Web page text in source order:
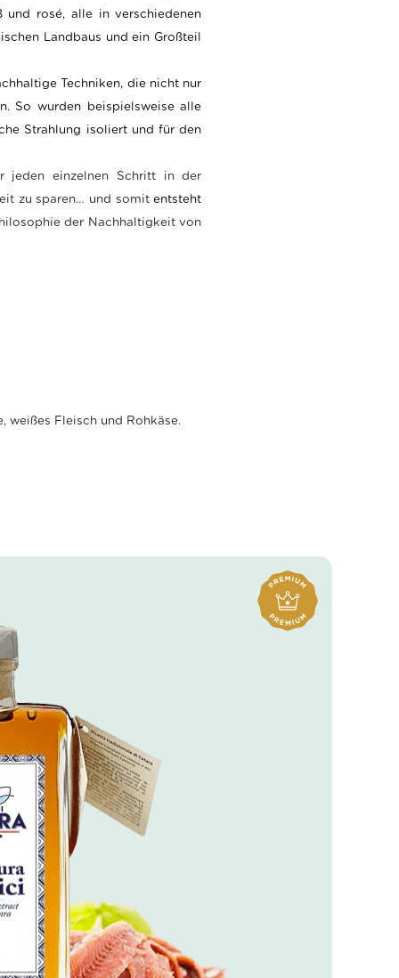
rosé, alle in verschiedenen
Landbaus und ein Großteil
Techniken, die nicht nur
So wurden beispielsweise alle
Strahlung isoliert und für den
jeden einzelnen Schritt in der
zu sparen… und somitentsteht
der Nachhaltigkeit von
weißes Fleisch und Rohkäse.